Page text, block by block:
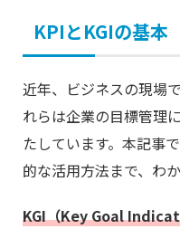
KPIとKGIの基本
近年、ビジネスの現場
れらは企業の目標管理
たしています。本記事
的な活用方法まで、わ
KGI（Key Goal